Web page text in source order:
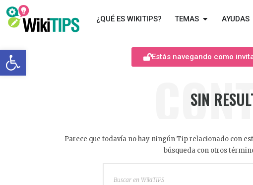
Abrir barra de herramientas
¿QUÉ ES WIKITIPS? TEMAS AYUDAS
Estás navegando como
SIN
Parece que todavía no hay ningún Tip relacionado con
búsqueda con otros